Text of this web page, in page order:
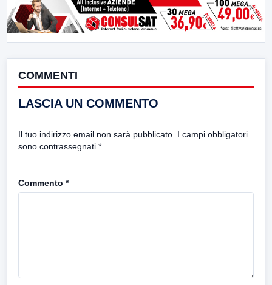
COMMENTI
LASCIA UN COMMENTO
Il tuo indirizzo email non sarà pubblicato. I campi obbligatori
sono contrassegnati *
Commento *